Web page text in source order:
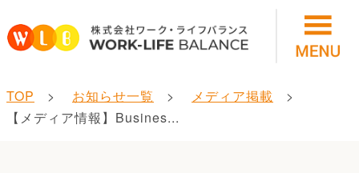
TOP お知らせ一覧
メディア掲載
【メディア情報】Busines...